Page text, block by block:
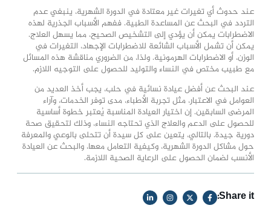
عند حدوث أي تغيرات غير معتادة في الدورة الشهرية، ينبغي عدم
التردد في البحث عن المساعدة الطبية. ففهم الأسباب الجذرية لهذه
الاضطرابات يمكن أن يؤدي إلى التشخيص الصحيح، مما يسهل العلاج.
يمكن أن تشمل الأسباب الشائعة للاضطرابات الإجهاد، التغيرات في
الوزن، أو الاضطرابات الهرمونية. ولذا، من الضروري مناقشة هذه المسائل
مع طبيب مختص في النساء والتوليد للحصول على التوجيه اللازم.
عند البحث عن أفضل عيادة نسائية في حلب، يجب أخذ العديد من
العوامل في الاعتبار، مثل تجربة الأطباء، مدى توفر الخدمات، وآراء
المرضى السابقين. إن اختيار العيادة المناسبة يُعتبر خطوة أساسية
للحصول على الدعم والعلاج الذي تحتاجه النساء، وذلك لتحقيق صحة
دورية جيدة. بالتالي، يتعين على كل سيدة أن تتحلى بالوعي والمعرفة
حول مشاكل الدورة الشهرية، وكيفية التعامل معها، والبحث عن العيادة
الأنسب لضمان الحصول على الرعاية الصحية اللازمة.
Share it: